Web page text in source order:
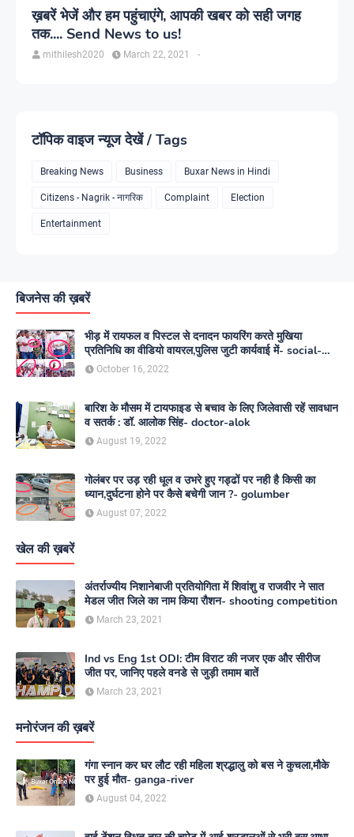
ख़बरें भेजें और हम पहुंचाएंगे, आपकी खबर को सही जगह
तक.... Send News to us!
mithilesh2020 -
March 22, 2021
टॉपिक वाइज न्यूज देखें / Tags
Breaking News Business Buxar News in Hindi
Citizens - Nagrik - नागरिक Complaint Election
Entertainment
बिजनेस की ख़बरें
भीड़ में रायफल व पिस्टल से दनादन फायरिंग करते मुखिया
प्रतिनिधि का वीडियो वायरल,पुलिस जुटी कार्यवाई में- social-
media
October 16, 2022
बारिश के मौसम में टायफाइड से बचाव के लिए जिलेवासी रहें सावधान
व सतर्क : डॉ. आलोक सिंह- doctor-alok
August 19, 2022
गोलंबर पर उड़ रही धूल व उभरे हुए गड्ढों पर नही है किसी का
ध्यान,दुर्घटना होने पर कैसे बचेगी जान ?- golumber
August 07, 2022
खेल की ख़बरें
अंतर्राज्यीय निशानेबाजी प्रतियोगिता में शिवांशु व राजवीर ने सात
मेडल जीत जिले का नाम किया रौशन- shooting competition
March 23, 2021
Ind vs Eng 1st ODI: टीम विराट की नजर एक और सीरीज
जीत पर, जानिए पहले वनडे से जुड़ी तमाम बातें
March 23, 2021
मनोरंजन की ख़बरें
गंगा स्नान कर घर लौट रही महिला श्रद्धालु को बस ने कुचला,मौके
पर हुई मौत- ganga-river
August 04, 2022